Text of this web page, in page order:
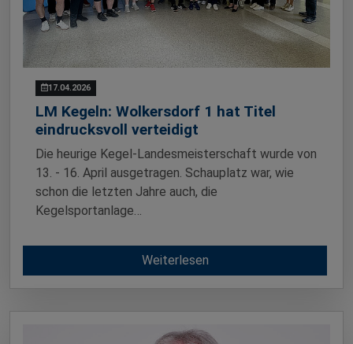
17.04.2026
LM Kegeln: Wolkersdorf 1 hat Titel
eindrucksvoll verteidigt
Die heurige Kegel-Landesmeisterschaft wurde von
13. - 16. April ausgetragen. Schauplatz war, wie
schon die letzten Jahre auch, die
Kegelsportanlage…
Weiterlesen